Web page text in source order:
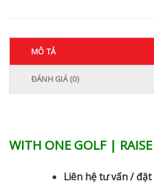
MÔ TẢ
ĐÁNH GIÁ (0)
WITH ONE GOLF |
Liên hệ tư vấn / đặt